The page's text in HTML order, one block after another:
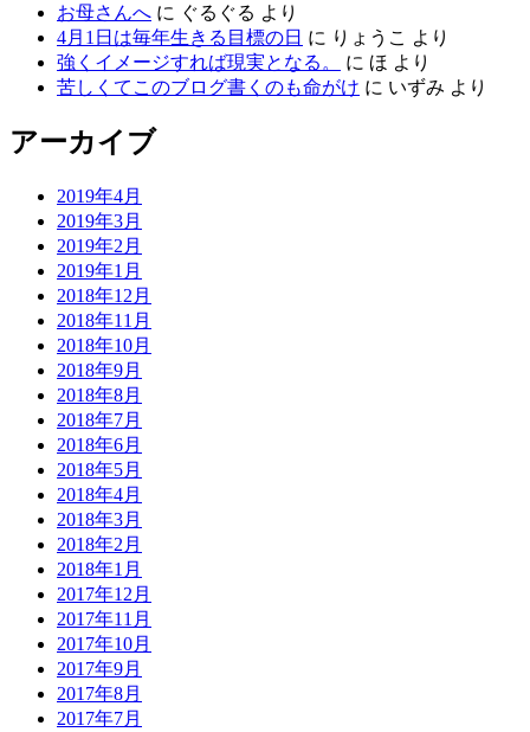
お母さんへ に ぐるぐる より
4月1日は毎年生きる目標の日 に りょうこ より
強くイメージすれば現実となる。
に ほ より
苦しくてこのブログ書くのも命がけ に いずみ より
アーカイブ
2019年4月
2019年3月
2019年2月
2019年1月
2018年12月
2018年11月
2018年10月
2018年9月
2018年8月
2018年7月
2018年6月
2018年5月
2018年4月
2018年3月
2018年2月
2018年1月
2017年12月
2017年11月
2017年10月
2017年9月
2017年8月
2017年7月